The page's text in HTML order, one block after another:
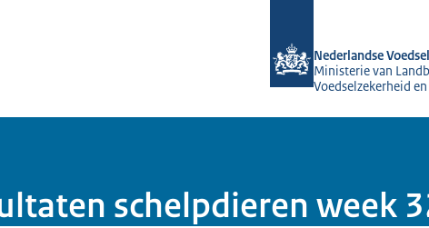
Nederlandse
Ministerie van
Voedselzekerheid
schelpdieren week